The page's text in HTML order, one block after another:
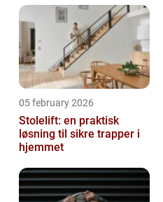
05 february 2026
Stolelift: en praktisk
løsning til sikre trapper i
hjemmet